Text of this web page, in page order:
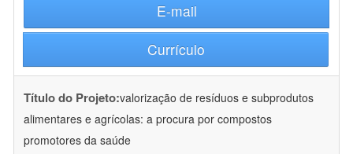
E-mail
Currículo
Título do Projeto:valorização de resíduos e subprodutos
alimentares e agrícolas: a procura por compostos
promotores da saúde